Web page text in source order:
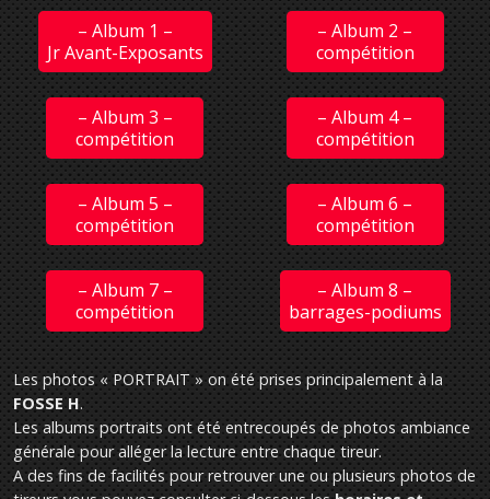
– Album 1 –
Jr Avant-Exposants
– Album 2 –
compétition
– Album 3 –
compétition
– Album 4 –
compétition
– Album 5 –
compétition
– Album 6 –
compétition
– Album 7 –
compétition
– Album 8 –
barrages-podiums
Les photos « PORTRAIT » on été prises principalement à la
FOSSE H.
Les albums portraits ont été entrecoupés de photos ambiance
générale pour alléger la lecture entre chaque tireur.
A des fins de facilités pour retrouver une ou plusieurs photos de